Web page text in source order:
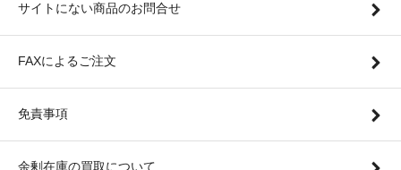
サイトにない商品のお問合せ
FAXによるご注文
免責事項
余剰在庫の買取について